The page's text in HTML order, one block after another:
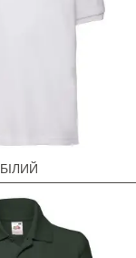
БІЛИЙ